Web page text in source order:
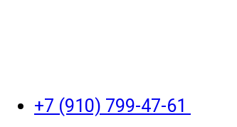
+7 (910) 799-47-61